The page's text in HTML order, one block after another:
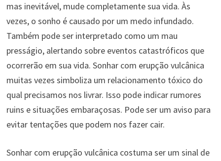
mas inevitável, mude completamente sua vida. Às
vezes, o sonho é causado por um medo infundado.
Também pode ser interpretado como um mau
presságio, alertando sobre eventos catastróficos que
ocorrerão em sua vida. Sonhar com erupção vulcânica
muitas vezes simboliza um relacionamento tóxico do
qual precisamos nos livrar. Isso pode indicar rumores
ruins e situações embaraçosas. Pode ser um aviso para
evitar tentações que podem nos fazer cair.
Sonhar com erupção vulcânica costuma ser um sinal de